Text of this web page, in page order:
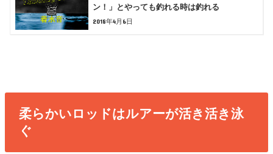
ン！」とやっても釣れる時は釣れる
2018年4月6日
柔らかいロッドはルアーが活き活き泳
ぐ